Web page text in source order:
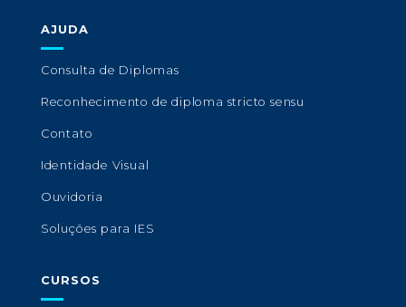
AJUDA
Consulta de Diplomas
Reconhecimento de diploma stricto sensu
Contato
Identidade Visual
Ouvidoria
Soluções para IES
CURSOS